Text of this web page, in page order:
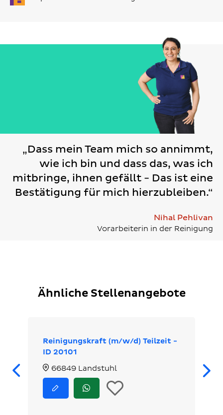
„Dass mein Team mich so annimmt,
wie ich bin und dass das, was ich
mitbringe, ihnen gefällt - Das ist eine
Bestätigung für mich hierzubleiben.“
Nihal Pehlivan
Vorarbeiterin in der Reinigung
Ähnliche Stellenangebote
Zurück
Reinigungskraft (m/w/d) Teilzeit -
ID 20101
66849 Landstuhl
bewerben
Jetzt
via
In